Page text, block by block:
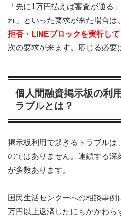
「先に1万円払えば審査が通る
れ」といった要求が来た場合は、
拒否・LINEブロックを実行して
次の要求が来ます。応じる必要
個人間融資掲示板の利
ラブルとは？
掲示板利用で起きるトラブルは
のではありません。連鎖する深
が多数あります。
国民生活センターへの相談事例
万円以上返済したにもかかわら